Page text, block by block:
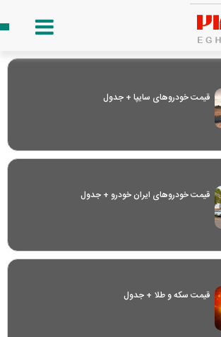
قیمت خودرو‌های سایپا + جدول
قیمت خودرو‌های ایران خودرو + جدول
قیمت سکه و طلا + جدول